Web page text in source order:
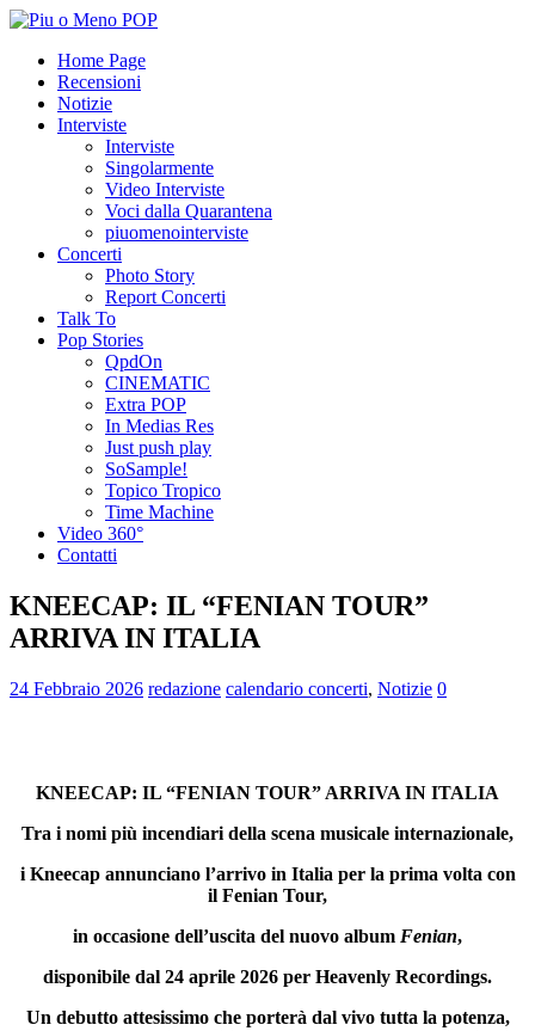
Home Page
Recensioni
Notizie
Interviste
Interviste
Singolarmente
Video Interviste
Voci dalla Quarantena
piuomenointerviste
Concerti
Photo Story
Report Concerti
Talk To
Pop Stories
QpdOn
CINEMATIC
Extra POP
In Medias Res
Just push play
SoSample!
Topico Tropico
Time Machine
Video 360°
Contatti
KNEECAP: IL “FENIAN TOUR”
ARRIVA IN ITALIA
24 Febbraio 2026 redazione calendario concerti, Notizie 0
KNEECAP: IL “FENIAN TOUR” ARRIVA IN ITALIA
Tra i nomi più incendiari della scena musicale internazionale,
i Kneecap annunciano l’arrivo in Italia per la prima volta con
il Fenian Tour,
in occasione dell’uscita del nuovo album Fenian,
disponibile dal 24 aprile 2026 per Heavenly Recordings.
Un debutto attesissimo che porterà dal vivo tutta la potenza,